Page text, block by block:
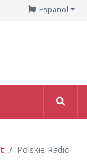
Español
Polskie Radio